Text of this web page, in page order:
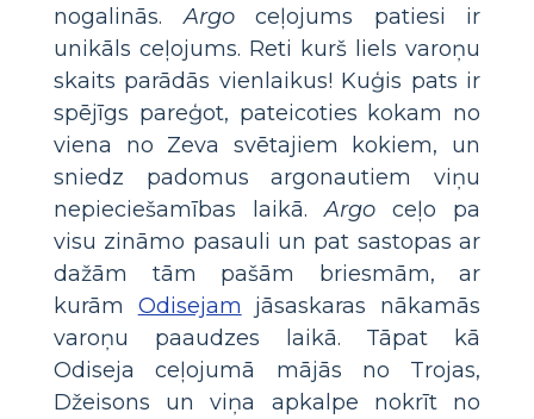
nogalinās.Argoceļojums patiesi ir
unikāls ceļojums. Reti kurš liels varoņu
skaits parādās vienlaikus! Kuģis pats ir
spējīgs pareģot, pateicoties kokam no
viena no Zeva svētajiem kokiem, un
sniedz padomus argonautiem viņu
nepieciešamības laikā.Argo ceļo pa
visu zināmo pasauli un pat sastopas ar
dažām tām pašām briesmām, ar
kurām Odisejam jāsaskaras nākamās
varoņu paaudzes laikā. Tāpat kā
Odiseja ceļojumā mājās no Trojas,
Džeisons un viņa apkalpe nokrīt no